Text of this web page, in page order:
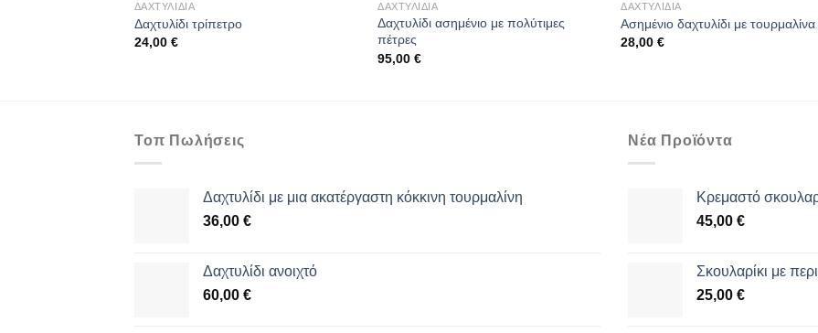
ΔΑΧΤΥΛΊΔΙΑ
Δαχτυλίδι τρίπετρο
24,00 €
ΔΑΧΤΥΛΊΔΙΑ
Δαχτυλίδι ασημένιο με πολύτιμες
πέτρες
95,00€
ΔΑΧΤΥΛΊΔΙΑ
Ασημένιο δαχτυλίδι με τουρμαλίνα
28,00€
Τοπ Πωλήσεις
Δαχτυλίδι με μια ακατέργαστη κόκκινη τουρμαλίνη
36,00 €
Δαχτυλίδι ανοιχτό
60,00 €
Νέα Προϊόντα
Κρεμαστό
45,00 €
Σκουλαρίκι με
25,00 €